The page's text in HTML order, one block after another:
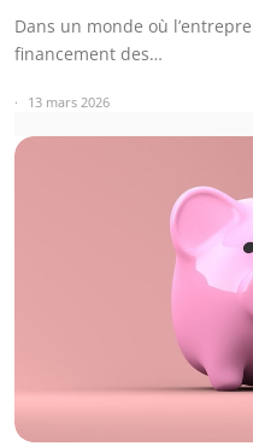
Dans un monde où
financement des…
13 mars 2026